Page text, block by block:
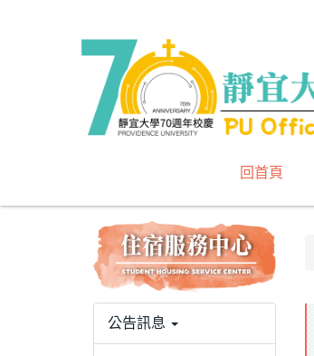
回首頁
公告訊息